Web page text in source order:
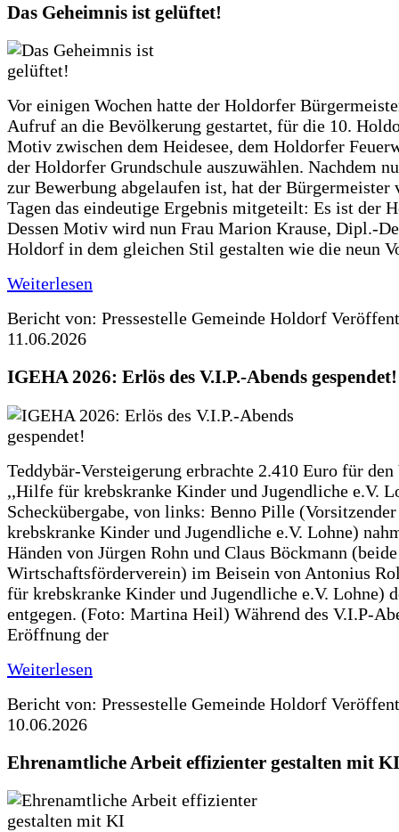
Das Geheimnis ist gelüftet!
Vor einigen Wochen hatte der Holdorfer
Aufruf an die Bevölkerung gestartet, für die 10.
Motiv zwischen dem Heidesee, dem Holdorfer
der Holdorfer Grundschule auszuwählen. Nachdem
zur Bewerbung abgelaufen ist, hat der Bürgermeister
Tagen das eindeutige Ergebnis mitgeteilt: Es ist der
Dessen Motiv wird nun Frau Marion Krause, Dipl.-
Holdorf in dem gleichen Stil gestalten wie die neun
Weiterlesen
Bericht von: Pressestelle Gemeinde Holdorf
11.06.2026
IGEHA 2026: Erlös des V.I.P.-Abends gespendet!
Teddybär-Versteigerung erbrachte 2.410 Euro für den
,,Hilfe für krebskranke Kinder und Jugendliche e.V.
Scheckübergabe, von links: Benno Pille
krebskranke Kinder und Jugendliche e.V. Lohne)
Händen von Jürgen Rohn und Claus Böckmann
Wirtschaftsförderverein) im Beisein von Antonius
für krebskranke Kinder und Jugendliche e.V. Lohne)
entgegen. (Foto: Martina Heil) Während des V.I.P-
Eröffnung der
Weiterlesen
Bericht von: Pressestelle Gemeinde Holdorf
10.06.2026
Ehrenamtliche Arbeit effizienter gestalten mit KI